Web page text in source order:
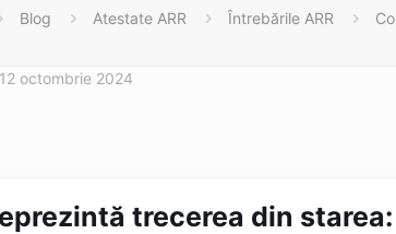
Blog Atestate ARR Întrebările ARR
12 octombrie 2024
trecerea din starea: